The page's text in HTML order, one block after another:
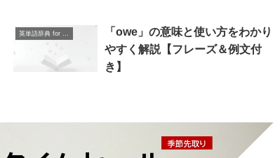
「owe」の意味と使い方をわかり
やすく解説【フレーズ＆例文付
き】